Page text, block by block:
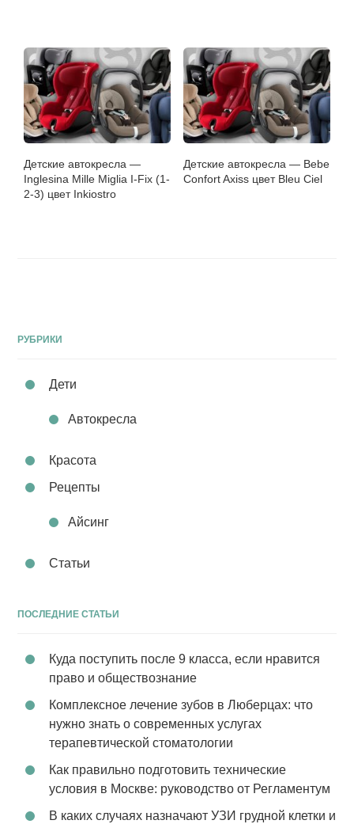
Детские автокресла —
Inglesina Mille Miglia I-Fix (1-
2-3) цвет Inkiostro
Детские автокресла — Bebe
Confort Axiss цвет Bleu Сiel
РУБРИКИ
Дети
Автокресла
Красота
Рецепты
Айсинг
Статьи
ПОСЛЕДНИЕ СТАТЬИ
Куда поступить после 9 класса, если нравится
право и обществознание
Комплексное лечение зубов в Люберцах: что
нужно знать о современных услугах
терапевтической стоматологии
Как правильно подготовить технические
условия в Москве: руководство от Регламентум
В каких случаях назначают УЗИ грудной клетки и